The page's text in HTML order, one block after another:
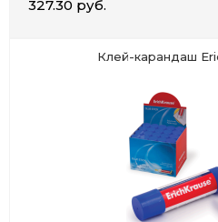
327.30 руб.
Клей-карандаш